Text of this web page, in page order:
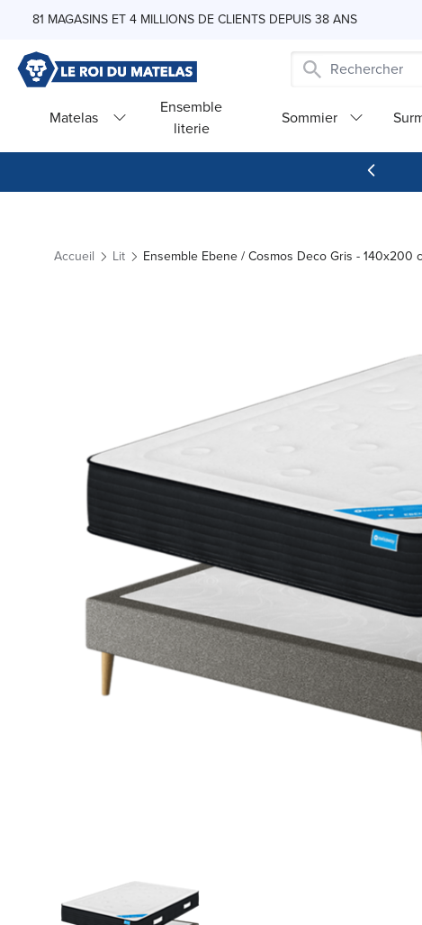
Skip to Content
81 MAGASINS ET 4 MILLIONS DE CLIENTS DEPUIS 38 ANS
Matelas
Ensemble
literie
Sommier
Accueil Lit Ensemble Ebene / Cosmos Deco Gris - 140x200